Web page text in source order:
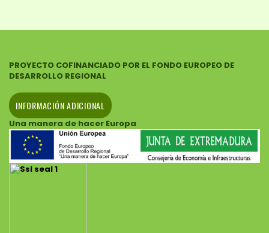
PROYECTO COFINANCIADO POR EL FONDO EUROPEO DE
DESARROLLO REGIONAL
INFORMACIÓN ADICIONAL
Una manera de hacer Europa